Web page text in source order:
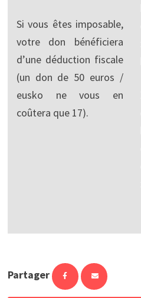
Si vous êtes imposable,
votre don bénéficiera
d’une déduction fiscale
(un don de 50 euros /
eusko ne vous en
coûtera que 17).
Partager